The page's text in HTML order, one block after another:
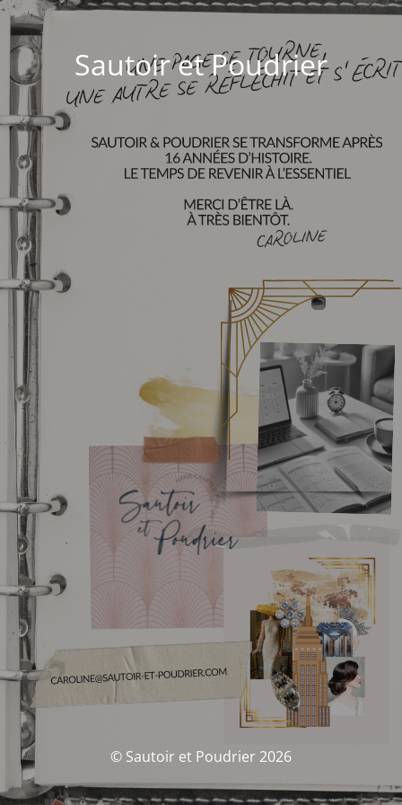
Sautoir et Poudrier
© Sautoir et Poudrier 2026